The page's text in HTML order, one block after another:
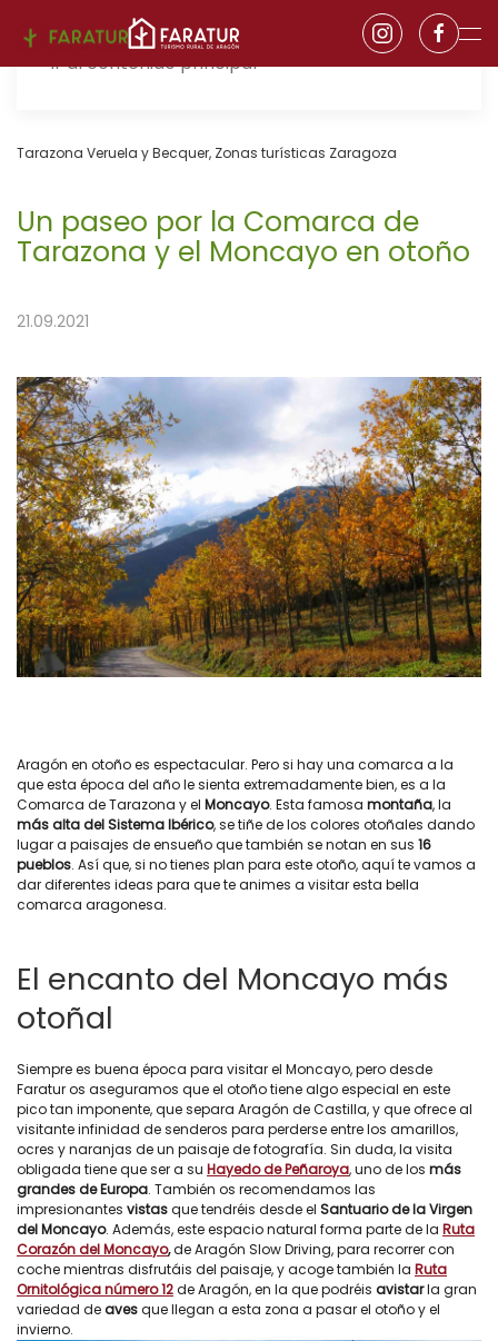
Ir al contenido principal
Tarazona Veruela y Becquer, Zonas turísticas Zaragoza
Un paseo por la Comarca de
Tarazona y el Moncayo en otoño
21.09.2021
Aragón en otoño es espectacular. Pero si hay una comarca a la
que esta época del año le sienta extremadamente bien, es a la
Comarca de Tarazona y el Moncayo. Esta famosa montaña, la
más alta del Sistema Ibérico, se tiñe de los colores otoñales dando
lugar a paisajes de ensueño que también se notan en sus 16
pueblos. Así que, si no tienes plan para este otoño, aquí te vamos a
dar diferentes ideas para que te animes a visitar esta bella
comarca aragonesa.
El encanto del Moncayo más
otoñal
Siempre es buena época para visitar el Moncayo, pero desde
Faratur os aseguramos que el otoño tiene algo especial en este
pico tan imponente, que separa Aragón de Castilla, y que ofrece al
visitante infinidad de senderos para perderse entre los amarillos,
ocres y naranjas de un paisaje de fotografía. Sin duda, la visita
obligada tiene que ser a su Hayedo de Peñaroya, uno de los más
grandes de Europa. También os recomendamos las
impresionantes vistasque tendréis desde el Santuario de la Virgen
del Moncayo. Además, este espacio natural forma parte de la Ruta
Corazón del Moncayo,de Aragón Slow Driving, para recorrer con
coche mientras disfrutáis del paisaje, y acoge también la Ruta
Ornitológica número 12de Aragón, en la que podréis avistarla gran
variedad de avesque llegan a esta zona a pasar el otoño y el
invierno.